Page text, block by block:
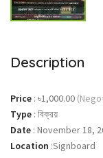
Description
Price : ৳1,000.00
Type : বিক্রয়
Date : November 18,
Location :Signboard